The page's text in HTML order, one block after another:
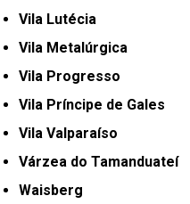
Vila Lutécia
Vila Metalúrgica
Vila Progresso
Vila Príncipe de Gales
Vila Valparaíso
Várzea do Tamanduateí
Waisberg